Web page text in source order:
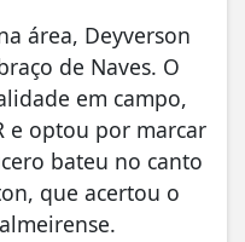
área, Deyverson
de Naves. O
em campo,
e optou por marcar
bateu no canto
que acertou o